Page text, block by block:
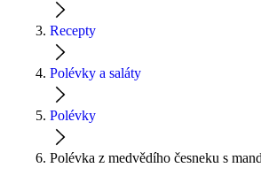
Recepty
Polévky a saláty
Polévky
Polévka z medvědího česneku s